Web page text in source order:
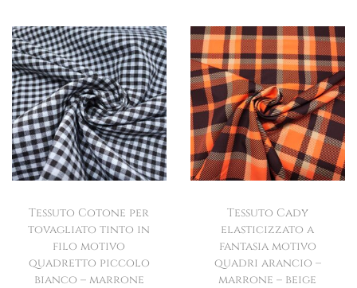
Tessuto Cotone per
tovagliato tinto in
filo motivo
quadretto piccolo
bianco – marrone
Tessuto Cady
elasticizzato a
fantasia motivo
quadri arancio –
marrone – beige